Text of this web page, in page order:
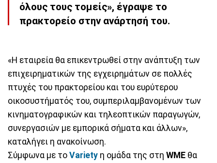
όλους τους τομείς», έγραψε το
πρακτορείο στην ανάρτησή του.
«Η εταιρεία θα επικεντρωθεί στην ανάπτυξη των
επιχειρηματικών της εγχειρημάτων σε πολλές
πτυχές του πρακτορείου και του ευρύτερου
οικοσυστήματός του, συμπεριλαμβανομένων των
κινηματογραφικών και τηλεοπτικών παραγωγών,
συνεργασιών με εμπορικά σήματα και άλλων»,
καταλήγει η ανακοίνωση.
Σύμφωνα με το Variety η ομάδα της στη WME θα